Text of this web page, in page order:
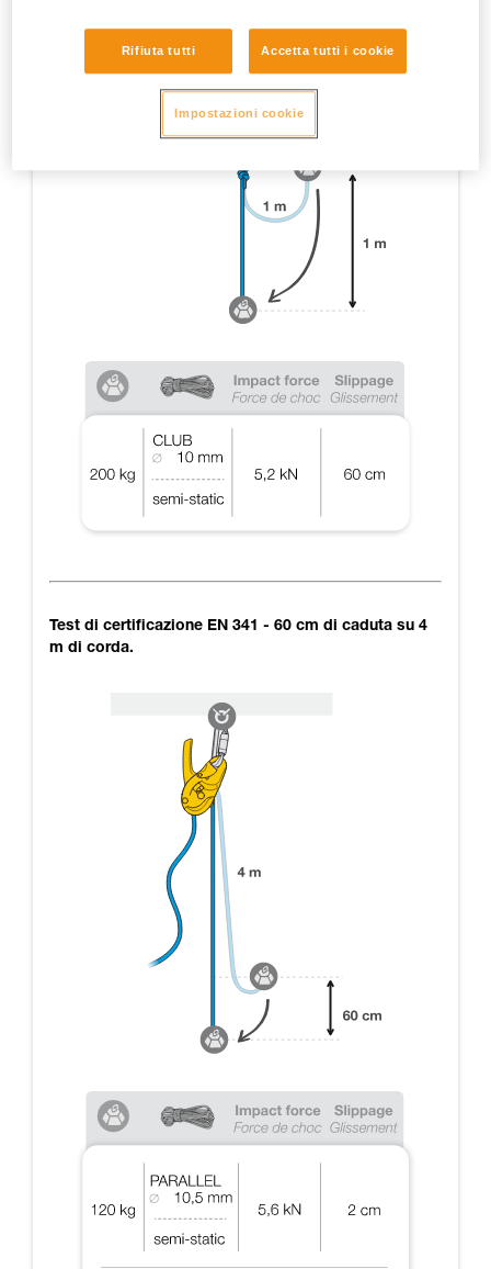
Test di certificazione EN 341 - 60 cm di caduta su 4
m di corda.
Rifiuta tutti Accetta tutti i cookie
Impostazioni cookie